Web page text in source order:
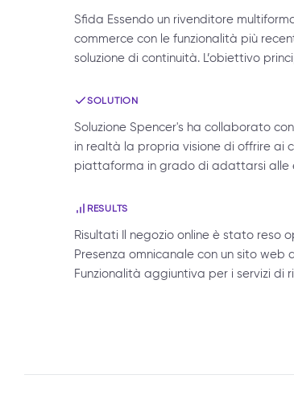
Sfida Essendo un rivenditore
commerce con le funzionalità più
soluzione di continuità. L’obiettivo
SOLUTION
Soluzione Spencer's ha collaborato
in realtà la propria visione di offrire ai
piattaforma in grado di adattarsi alle
RESULTS
Risultati Il negozio online è stato reso
Presenza omnicanale con un sito
Funzionalità aggiuntiva per i servizi di